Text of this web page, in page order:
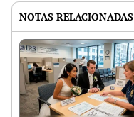
NOTAS RELACIONADAS